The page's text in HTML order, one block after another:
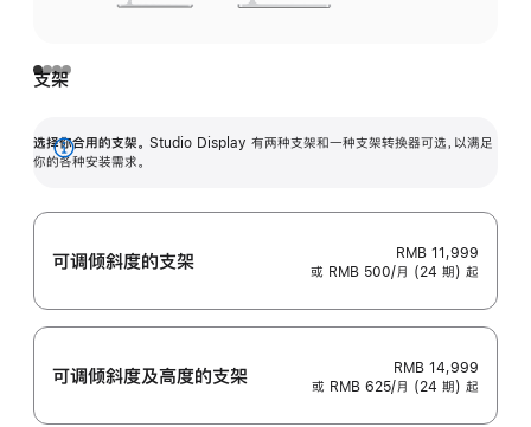
支架
选择你合用的支架。 Studio Display 有两种支架和一种支架转换器可选，以满足
你的各种安装需求。
展
可调倾斜度的支架
RMB 11,999
或 RMB 500/月 (24 期) 起
可调倾斜度及高‍度的支‍架
RMB 14,999
或 RMB 625/月 (24 期) 起